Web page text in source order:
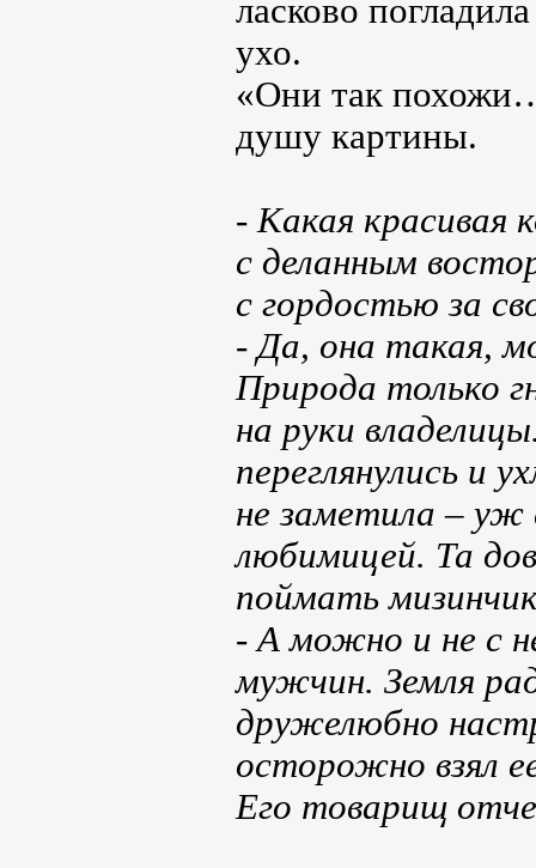
ласково
ухо.
«Они так
душу картины.
- Какая красивая
с деланным
с гордостью за
- Да, она такая,
Природа только
на руки
переглянулись и
не заметила – уж
любимицей. Та
поймать
- А можно и не с
мужчин. Земля
дружелюбно
осторожно взял
Его товарищ